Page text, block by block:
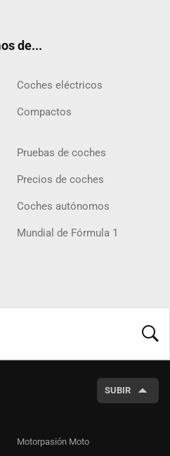
de...
Coches eléctricos
Compactos
Pruebas de coches
Precios de coches
Coches autónomos
Mundial de Fórmula 1
SUBIR
Motorpasión Moto